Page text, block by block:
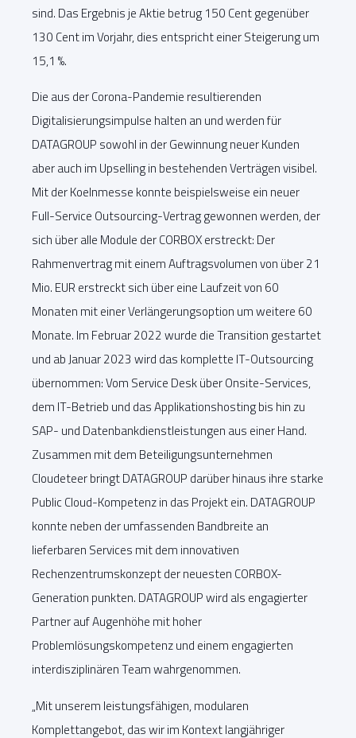
sind. Das Ergebnis je Aktie betrug 150 Cent gegenüber
130 Cent im Vorjahr, dies entspricht einer Steigerung um
15,1 %.
Die aus der Corona-Pandemie resultierenden
Digitalisierungsimpulse halten an und werden für
DATAGROUP sowohl in der Gewinnung neuer Kunden
aber auch im Upselling in bestehenden Verträgen visibel.
Mit der Koelnmesse konnte beispielsweise ein neuer
Full-Service Outsourcing-Vertrag gewonnen werden, der
sich über alle Module der CORBOX erstreckt: Der
Rahmenvertrag mit einem Auftragsvolumen von über 21
Mio. EUR erstreckt sich über eine Laufzeit von 60
Monaten mit einer Verlängerungsoption um weitere 60
Monate. Im Februar 2022 wurde die Transition gestartet
und ab Januar 2023 wird das komplette IT-Outsourcing
übernommen: Vom Service Desk über Onsite-Services,
dem IT-Betrieb und das Applikationshosting bis hin zu
SAP- und Datenbankdienstleistungen aus einer Hand.
Zusammen mit dem Beteiligungsunternehmen
Cloudeteer bringt DATAGROUP darüber hinaus ihre starke
Public Cloud-Kompetenz in das Projekt ein. DATAGROUP
konnte neben der umfassenden Bandbreite an
lieferbaren Services mit dem innovativen
Rechenzentrumskonzept der neuesten CORBOX-
Generation punkten. DATAGROUP wird als engagierter
Partner auf Augenhöhe mit hoher
Problemlösungskompetenz und einem engagierten
interdisziplinären Team wahrgenommen.
„Mit unserem leistungsfähigen, modularen
Komplettangebot, das wir im Kontext langjähriger